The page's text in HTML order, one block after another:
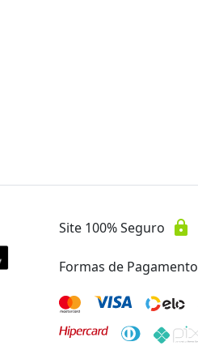
Site 100% Seguro lock
Formas de Pagamento